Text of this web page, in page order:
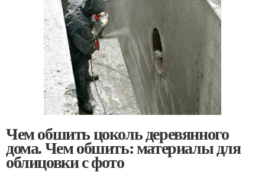
Чем обшить цоколь деревянного
дома. Чем обшить: материалы для
облицовки с фото